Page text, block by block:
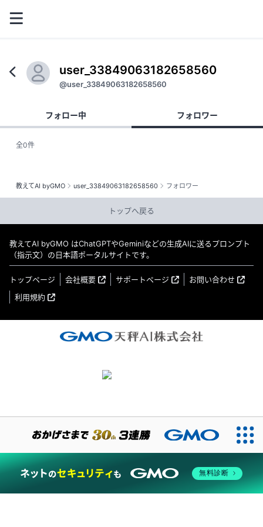
user_33849063182658560
@user_33849063182658560
フォロー中 フォロワー
全0件
教えてAI byGMO user_33849063182658560 フォロワー
トップへ戻る
教えてAI byGMO はChatGPTやGeminiなどの生成AIに送るプロンプト
（指示文）の日本語ポータルサイトです。
トップページ 会社概要 サポートページ
お問い合わせ
利用規約
無料診断